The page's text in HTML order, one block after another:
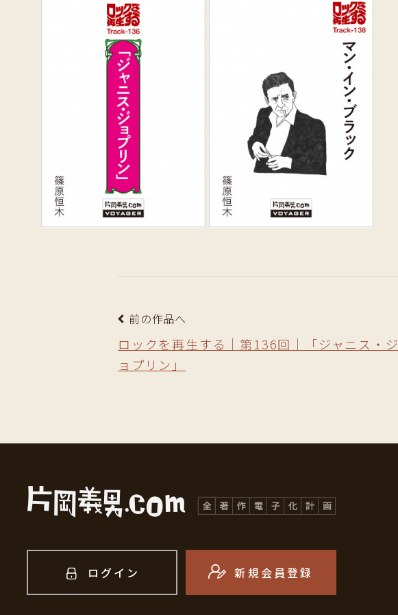
前の作品へ
ロックを再生する｜第136回｜「ジャニス・ジ
ョプリン」
ログイン 新規会員登録